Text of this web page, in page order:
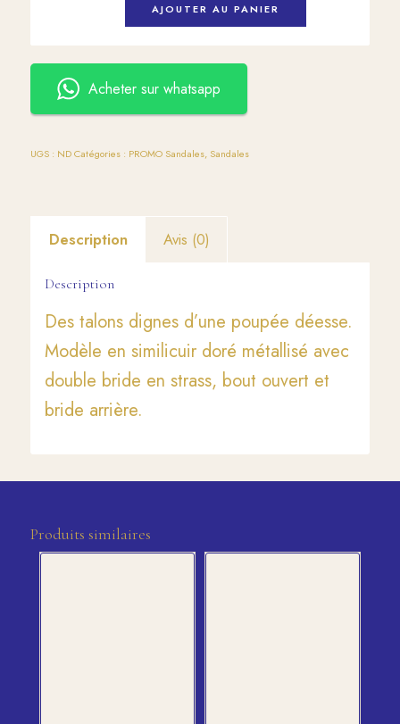
AJOUTER AU PANIER
Acheter sur whatsapp
UGS : ND Catégories : PROMO Sandales, Sandales
Description Avis (0)
Description
Des talons dignes d’une poupée déesse.
Modèle en similicuir doré métallisé avec
double bride en strass, bout ouvert et
bride arrière.
Produits similaires